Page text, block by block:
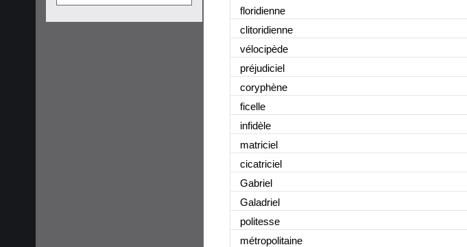
floridienne
clitoridienne
vélocipède
préjudiciel
coryphène
ficelle
infidèle
matriciel
cicatriciel
Gabriel
Galadriel
politesse
métropolitaine